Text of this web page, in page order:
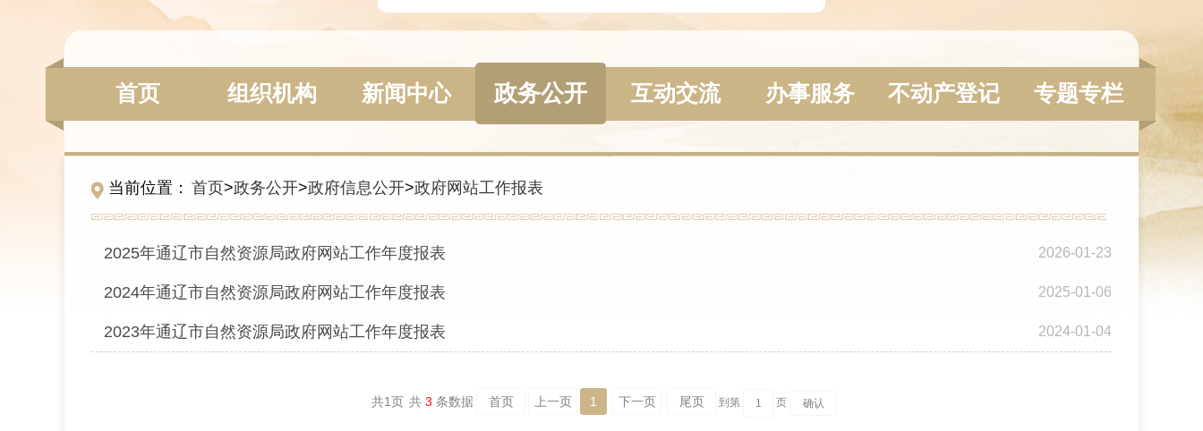
首页 组织机构 新闻中心 政务公开 互动交流 办事服务 不动产登记 专题专栏
当前位置： 首页>政务公开>政府信息公开>政府网站工作报表
2025年通辽市自然资源局政府网站工作年度报表 2026-01-23
2024年通辽市自然资源局政府网站工作年度报表 2025-01-06
2023年通辽市自然资源局政府网站工作年度报表 2024-01-04
共1页 共 3 条数据 首页 上一页 1 下一页 尾页 到第 页